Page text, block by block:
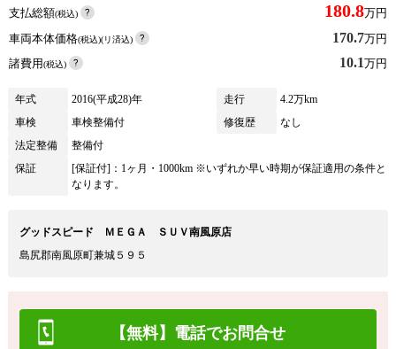
支払総額(税込) 180.8万円
車両本体価格(税込)(リ済込) 170.7万円
諸費用(税込) 10.1万円
年式 2016(平成28)年 走行
4.2万km
車検
車検整備付 修復歴
なし
法定整備
整備付
保証
[保証付]：1ヶ月・1000km ※いずれか早い時期が保証適用の条件と
なります。
グッドスピード ＭＥＧＡ ＳＵＶ南風原店
島尻郡南風原町兼城５９５
【無料】電話でお問合せ